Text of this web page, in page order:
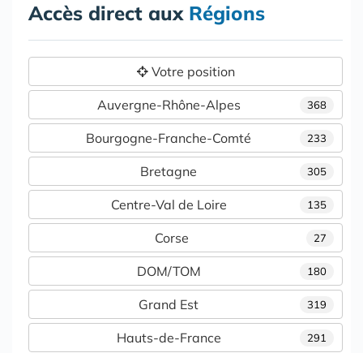
Accès direct aux Régions
Votre position
368
Auvergne-Rhône-Alpes
233
Bourgogne-Franche-Comté
305
Bretagne
135
Centre-Val de Loire
27
Corse
180
DOM/TOM
319
Grand Est
291
Hauts-de-France